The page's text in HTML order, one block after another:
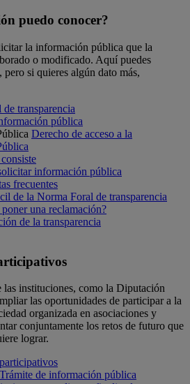
puedo conocer?
la información pública que la
o modificado. Aquí puedes
pero si quieres algún dato más,
transparencia
pública
Derecho de acceso a la
información pública
frecuentes
de la Norma Foral de transparencia
una reclamación?
de la transparencia
las instituciones, como la Diputación
las oportunidades de participar a la
organizada en asociaciones y
conjuntamente los retos de futuro que
lograr.
Trámite de información pública